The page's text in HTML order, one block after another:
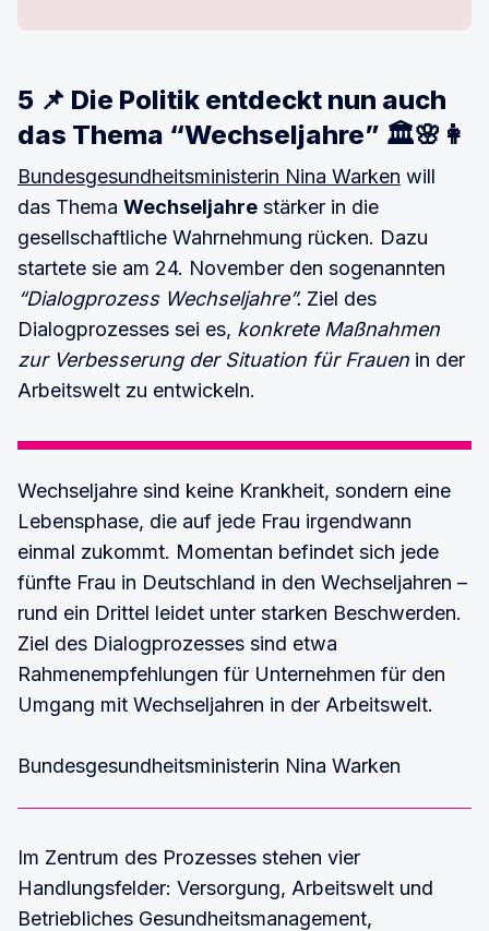
5 📌 Die Politik entdeckt nun auch
das Thema “Wechseljahre” 🏛️🌸👩
Bundesgesundheitsministerin Nina Warken will
das Thema Wechseljahre stärker in die
gesellschaftliche Wahrnehmung rücken. Dazu
startete sie am 24. November den sogenannten
“Dialogprozess Wechseljahre”. Ziel des
Dialogprozesses sei es, konkrete Maßnahmen
zur Verbesserung der Situation für Frauen in der
Arbeitswelt zu entwickeln.
Wechseljahre sind keine Krankheit, sondern eine
Lebensphase, die auf jede Frau irgendwann
einmal zukommt. Momentan befindet sich jede
fünfte Frau in Deutschland in den Wechseljahren –
rund ein Drittel leidet unter starken Beschwerden.
Ziel des Dialogprozesses sind etwa
Rahmenempfehlungen für Unternehmen für den
Umgang mit Wechseljahren in der Arbeitswelt.
Bundesgesundheitsministerin Nina Warken
Im Zentrum des Prozesses stehen vier
Handlungsfelder: Versorgung, Arbeitswelt und
Betriebliches Gesundheitsmanagement,